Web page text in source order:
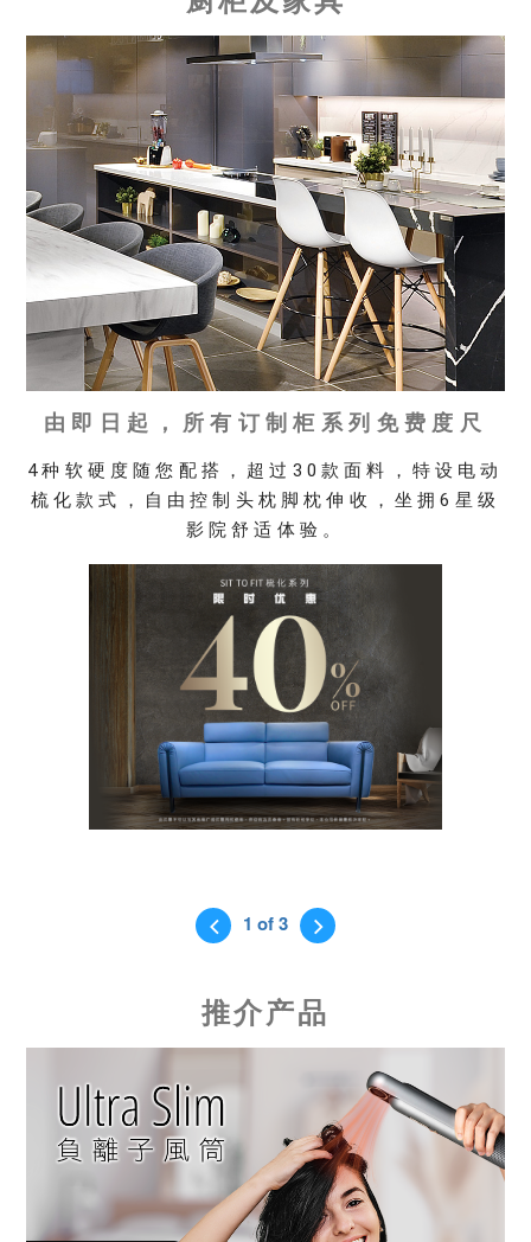
由即日起，所有订制柜系列免费度尺
4种软硬度随您配搭，超过30款面料，特设电动
梳化款式，自由控制头枕脚枕伸收，坐拥6星级
影院舒适体验。
1 of 3
推介产品